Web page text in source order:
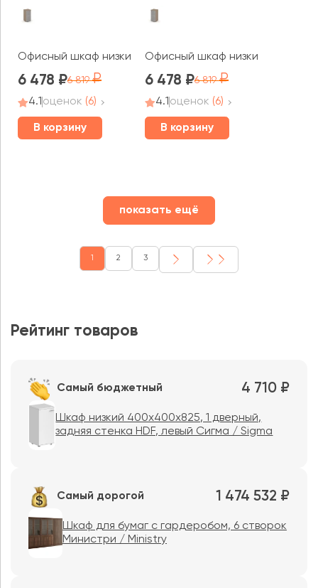
Офисный шкаф низкий узкий левый (1 низкий фасад
6 478 6 819
4.1оценок (6)
В корзину
Офисный шкаф низкий узкий
6 478 6 819
4.1оценок (6)
В корзину
показать ещё
1 2 3
Рейтинг товаров
Самый бюджетный 4 710 ₽
Шкаф низкий 400x400x825, 1 дверный,
задняя стенка HDF, левый Сигма / Sigma
Самый дорогой 1 474 532 ₽
Шкаф для бумаг с гардеробом, 6 створок
Министри / Ministry